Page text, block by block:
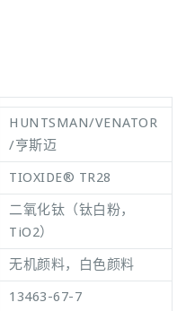
HUNTSMAN/VENATOR
/亨斯迈
TIOXIDE® TR28
二氧化钛（钛白粉，
TiO2）
无机颜料，白色颜料
13463-67-7